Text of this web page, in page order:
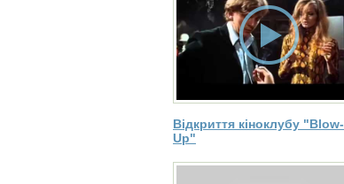
Відкриття кіноклубу "Blow-
Up"